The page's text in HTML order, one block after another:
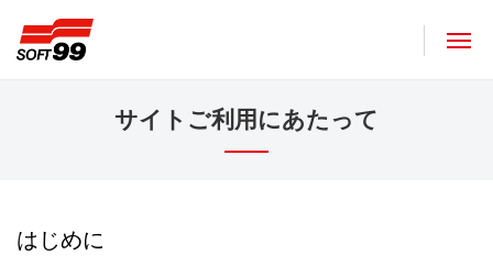
サイトご利用にあたって
はじめに